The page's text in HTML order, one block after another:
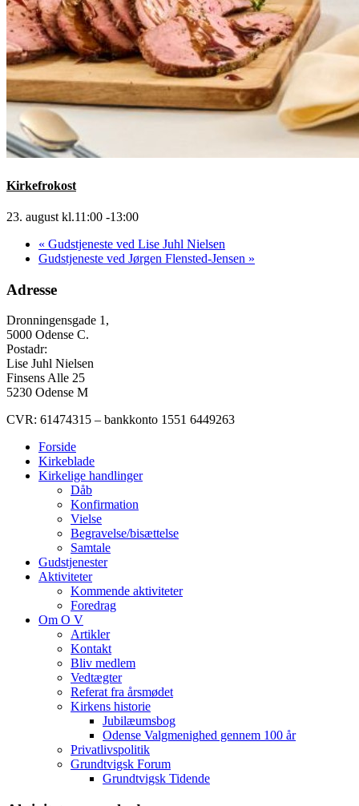
Kirkefrokost
23. august kl.11:00 -13:00
« Gudstjeneste ved Lise Juhl Nielsen
Gudstjeneste ved Jørgen Flensted-Jensen »
Adresse
Dronningensgade 1,
5000 Odense C.
Postadr:
Lise Juhl Nielsen
Finsens Alle 25
5230 Odense M
CVR: 61474315 – bankkonto 1551 6449263
Forside
Kirkeblade
Kirkelige handlinger
Dåb
Konfirmation
Vielse
Begravelse/bisættelse
Samtale
Gudstjenester
Aktiviteter
Kommende aktiviteter
Foredrag
Om O V
Artikler
Kontakt
Bliv medlem
Vedtægter
Referat fra årsmødet
Kirkens historie
Jubilæumsbog
Odense Valgmenighed gennem 100 år
Privatlivspolitik
Grundtvigsk Forum
Grundtvigsk Tidende